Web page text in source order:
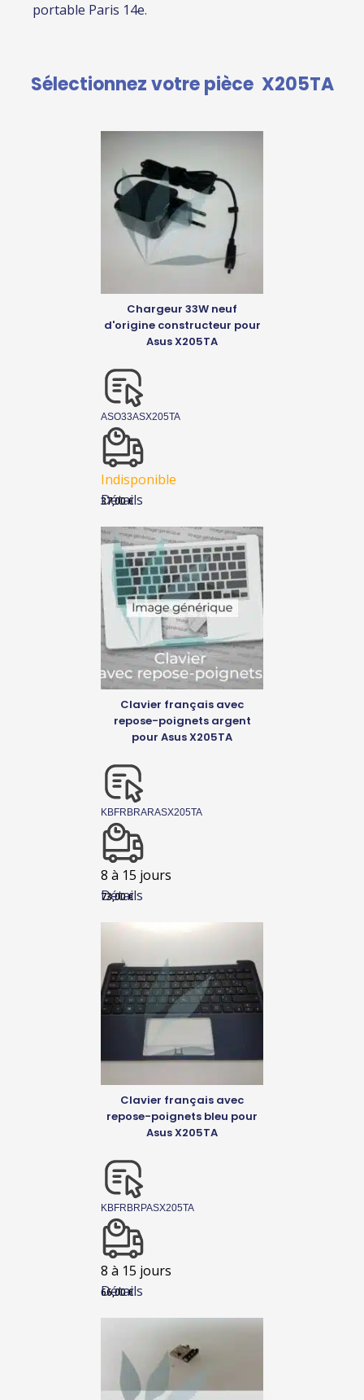
portable Paris 14e.
Sélectionnez votre pièce X205TA
Détails
Chargeur 33W neuf
d'origine constructeur pour
Asus X205TA
ASO33ASX205TA
Indisponible
37,00€
Détails
Clavier français avec
repose-poignets argent
pour Asus X205TA
KBFRBRARASX205TA
8 à 15 jours
73,00€
Détails
Clavier français avec
repose-poignets bleu pour
Asus X205TA
KBFRBRPASX205TA
8 à 15 jours
66,00€